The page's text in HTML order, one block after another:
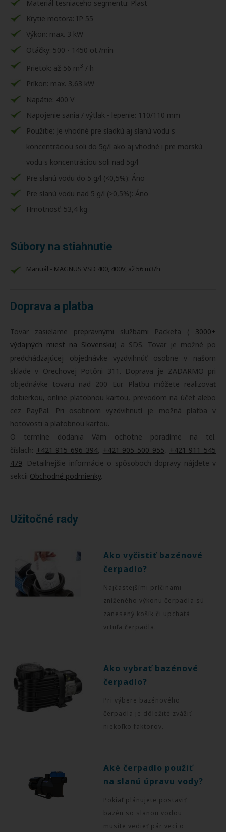
Materiál tesniaceho segmentu: Plast
Krytie motora: IP 55
Výkon: max. 3 kW
Otáčky: 500 - 1450 ot./min
Prietok: až 56 m 3 / h
Príkon: max. 3,63 kW
Napätie: 400 V
Napojenie sania / výtlak - lepenie: 110/110 mm
Použitie: Je vhodné pre sladkú aj slanú vodu s
koncentráciou soli do 5g/l ako aj vhodné i pre morskú
vodu s koncentráciou soli nad 5g/l
Pre slanú vodu do 5 g/l (<0,5%): Áno
Pre slanú vodu nad 5 g/l (>0,5%): Áno
Hmotnosť: 53,4 kg
Súbory na stiahnutie
Manuál - MAGNUS VSD 400, 400V, až 56 m3/h
Doprava a platba
Tovar zasielame prepravnými službami Packeta ( 3000+
výdajných miest na Slovensku) a SDS. Tovar je možné po
predchádzajúcej objednávke vyzdvihnúť osobne v našom
sklade v Orechovej Potôni 311. Doprava je ZADARMO pri
objednávke tovaru nad 200 Eur. Platbu môžete realizovať
dobierkou, online platobnou kartou, prevodom na účet alebo
cez PayPal. Pri osobnom vyzdvihnutí je možná platba v
hotovosti a platobnou kartou.
O termíne dodania Vám ochotne poradíme na tel.
číslach: +421 915 696 394, +421 905 500 955, +421 911 545
479. Detailnejšie informácie o spôsoboch dopravy nájdete v
sekcii Obchodné podmienky.
Užitočné rady
Ako vyčistiť bazénové
čerpadlo?
Najčastejšími príčinami
zníženého výkonu čerpadla sú
zanesený košík či upchatá
vrtuľa čerpadla.
Ako vybrať bazénové
čerpadlo?
Pri výbere bazénového
čerpadla je dôležité zvážiť
niekoľko faktorov.
Aké čerpadlo použiť
na slanú úpravu vody?
Pokiaľ plánujete postaviť
bazén so slanou vodou
musíte vedieť pár veci o